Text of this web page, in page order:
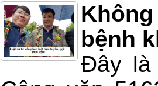
bệnh
Đây là